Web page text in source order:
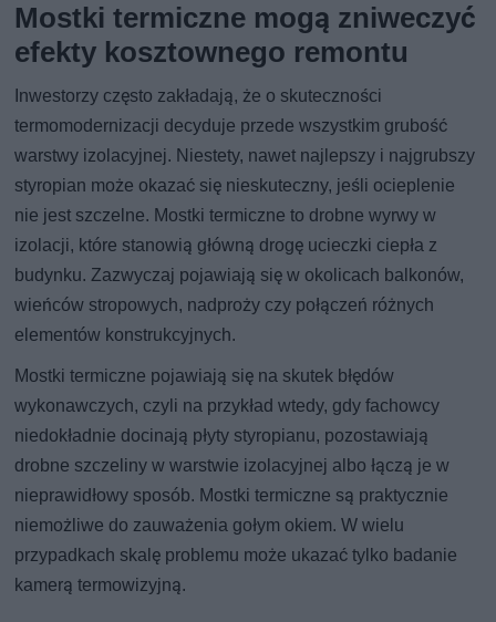
Mostki termiczne mogą zniweczyć
efekty kosztownego remontu
Inwestorzy często zakładają, że o skuteczności
termomodernizacji decyduje przede wszystkim grubość
warstwy izolacyjnej. Niestety, nawet najlepszy i najgrubszy
styropian może okazać się nieskuteczny, jeśli ocieplenie
nie jest szczelne. Mostki termiczne to drobne wyrwy w
izolacji, które stanowią główną drogę ucieczki ciepła z
budynku. Zazwyczaj pojawiają się w okolicach balkonów,
wieńców stropowych, nadproży czy połączeń różnych
elementów konstrukcyjnych.
Mostki termiczne pojawiają się na skutek błędów
wykonawczych, czyli na przykład wtedy, gdy fachowcy
niedokładnie docinają płyty styropianu, pozostawiają
drobne szczeliny w warstwie izolacyjnej albo łączą je w
nieprawidłowy sposób. Mostki termiczne są praktycznie
niemożliwe do zauważenia gołym okiem. W wielu
przypadkach skalę problemu może ukazać tylko badanie
kamerą termowizyjną.